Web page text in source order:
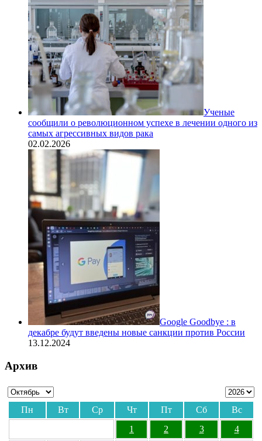
Ученые
сообщили о революционном успехе в лечении одного из
самых агрессивных видов рака
02.02.2026
Google Goodbye : в
декабре будут введены новые санкции против России
13.12.2024
Архив
Пн Вт Ср Чт Пт Сб
Вс
1
2 3 4